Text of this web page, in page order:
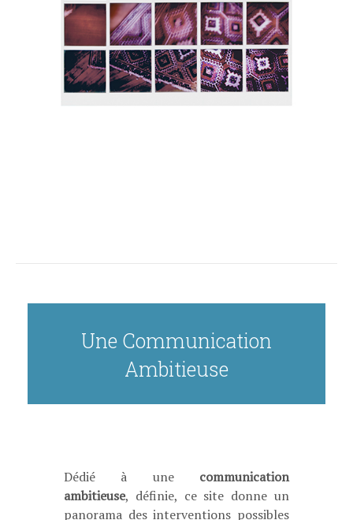
Une Communication
Ambitieuse
Dédié à une communication
ambitieuse, définie, ce site donne un
panorama des interventions possibles